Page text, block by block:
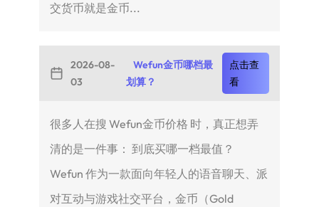
交货币就是金币...
2026-08-
03
Wefun金币哪档最
划算？
点击查
看
很多人在搜 Wefun金币价格 时，真正想弄
清的是一件事： 到底买哪一档最值？
Wefun 作为一款面向年轻人的语音聊天、派
对互动与游戏社交平台，金币（Gold